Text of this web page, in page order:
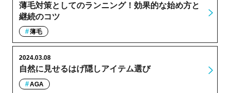
薄毛対策としてのランニング！効果的な始め方と
継続のコツ
薄毛
自然に見せるはげ隠しアイテム選び
2024.03.08
AGA